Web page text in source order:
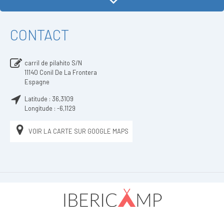
CONTACT
carril de pilahito S/N
11140 Conil De La Frontera
Espagne
Latitude : 36,3109
Longitude : -6,1129
VOIR LA CARTE SUR GOOGLE MAPS